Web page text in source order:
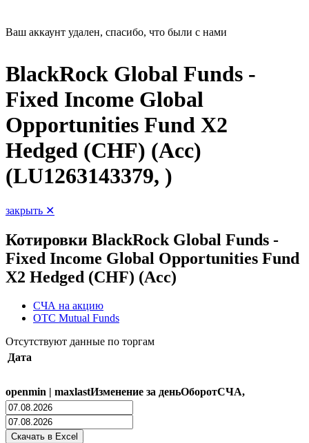
Ваш аккаунт удален, спасибо, что были с нами
BlackRock Global Funds -
Fixed Income Global
Opportunities Fund X2
Hedged (CHF) (Acc)
(LU1263143379, )
закрыть ✕
Котировки BlackRock Global Funds -
Fixed Income Global Opportunities Fund
X2 Hedged (CHF) (Acc)
СЧА на акцию
OTC Mutual Funds
Отсутствуют данные по торгам
Дата
openmin maxlastИзменение за деньОборотСЧА,